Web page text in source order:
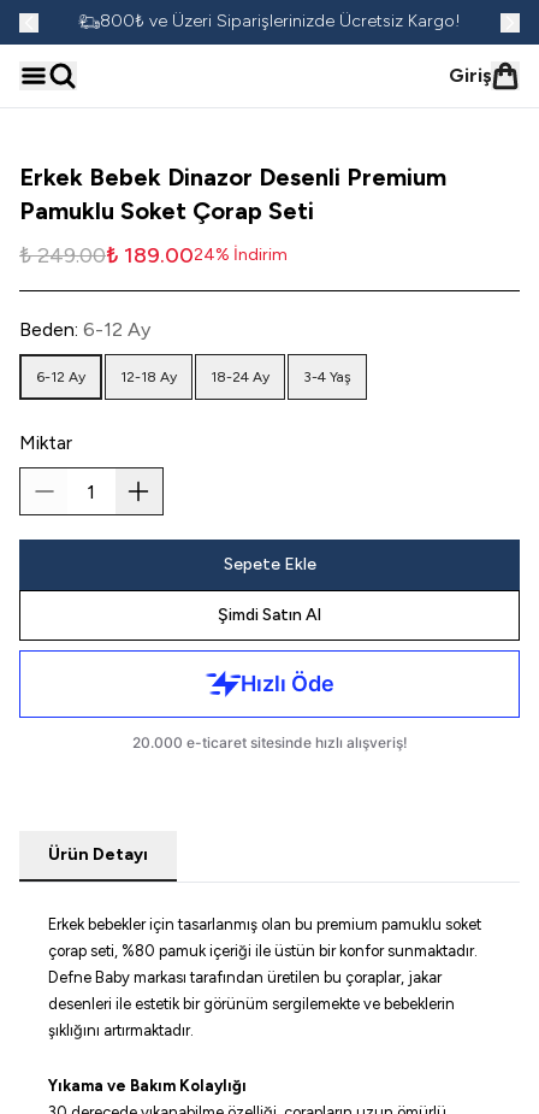
800₺ ve Üzeri Siparişlerinizde Ücretsiz Kargo!
Giriş
Erkek Bebek Dinazor Desenli Premium
Pamuklu Soket Çorap Seti
₺ 249.00₺ 189.0024% İndirim
Beden: 6-12 Ay
6-12 Ay 12-18 Ay 18-24 Ay 3-4 Yaş
Miktar
Sepete Ekle
Şimdi Satın Al
Ürün Detayı
Erkek bebekler için tasarlanmış olan bu premium pamuklu soket
çorap seti, %80 pamuk içeriği ile üstün bir konfor sunmaktadır.
Defne Baby markası tarafından üretilen bu çoraplar, jakar
desenleri ile estetik bir görünüm sergilemekte ve bebeklerin
şıklığını artırmaktadır.
Yıkama ve Bakım Kolaylığı